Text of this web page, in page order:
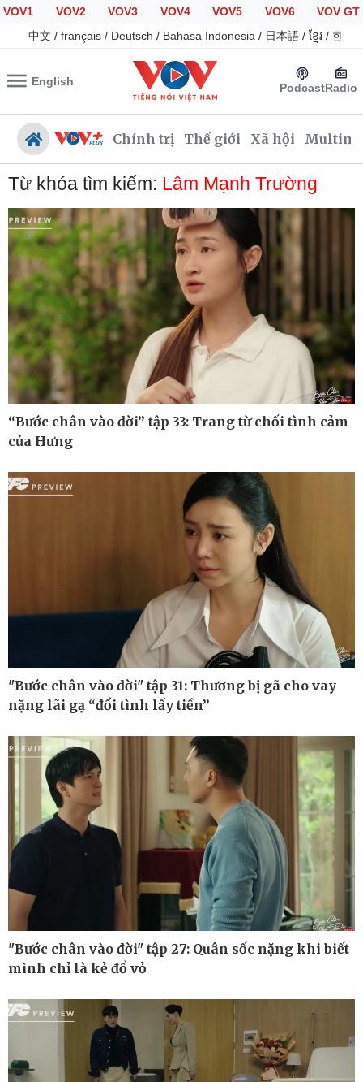
VOV1 VOV2 VOV3 VOV4 VOV5 VOV6
VOV GT
中文 / français / Deutsch / Bahasa Indonesia / 日本語 / ខ្មែរ / 한국
English PodcastRadio
Chính trị Thế giới Xã hội
Chính trị
Đảng
Tổ chức nhân sự
Quốc hội
Nhận diện sự thật
Xã hội
Tin 24h
Giáo dục
Dự báo thời tiết
Dấu ấn VOV
Việc làm
Biển đảo
Multimedia
Ảnh
Video
E-Magazine
Infographic
Kinh tế
Bất động sản
Khởi nghiệp
Thị trường
Giá vàng
Tiêu dùng
Tỷ giá
Chứng khoán
Giá cà phê
Tin nóng
Thể thao
Pickleball
Bóng đá quốc tế
Từ khóa tìm kiếm: Lâm Mạnh Trường
“Bước chân vào đời” tập 33: Trang từ chối tình cảm
của Hưng
"Bước chân vào đời" tập 31: Thương bị gã cho vay
nặng lãi gạ “đổi tình lấy tiền”
"Bước chân vào đời" tập 27: Quân sốc nặng khi biết
mình chỉ là kẻ đổ vỏ